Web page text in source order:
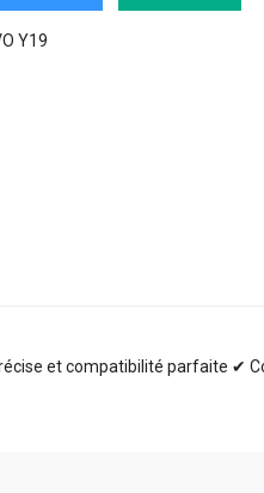
Y19
et compatibilité parfaite ✔